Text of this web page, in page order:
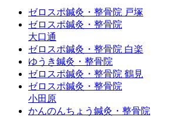
ゼロスポ鍼灸・整骨院 戸塚
ゼロスポ鍼灸・整骨院
大口通
ゼロスポ鍼灸・整骨院 白楽
ゆうき鍼灸・整骨院
ゼロスポ鍼灸・整骨院 鶴見
ゼロスポ鍼灸・整骨院
小田原
かんのんちょう鍼灸・整骨院